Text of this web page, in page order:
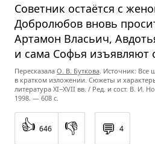
Советник остаётся с
Добролюбов вновь
Артамон Власьич,
и сама Софья изъявляют
Пересказала О. В. Буткова . Источник:
в кратком изложении. Сюжеты и
литература XI−XVII вв. / Ред. и сост. В. И.
1998. — 608 с.
👍 646 👎 💬 4